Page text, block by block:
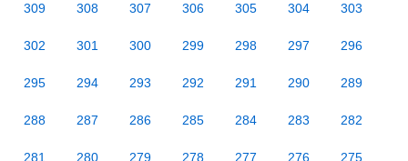
309 308 307 306 305 304 303
302 301 300 299 298 297 296
295 294 293 292 291 290 289
288 287 286 285 284 283 282
281 280 279 278 277 276 275